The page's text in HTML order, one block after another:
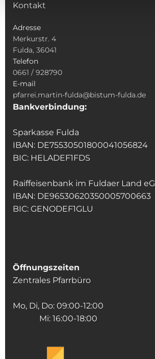
Kontakt
Adresse
Merkurstr. 4
Fulda, 36041
Telefon
0661 / 928790
E-mail
pfarrei.martin-fulda@bistum-fulda.de
Bankverbindung:
Sparkasse Fulda
IBAN: DE75530501800041056824
BIC: HELADEF1FDS
Raiffeisenbank im Fuldaer Land eG
IBAN: DE96530620350005700663
BIC: GENODEF1GLU
Öffnungszeiten
Zentrales Pfarrbüro
Mo, Di, Do: 09:00-12:00
Mi: 16:00-18:00